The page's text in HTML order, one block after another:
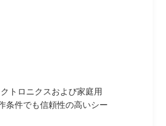
トロニクスおよび家庭用
条件でも信頼性の高いシー